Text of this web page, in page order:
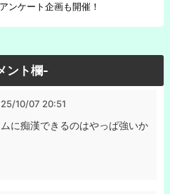
ンケート企画も開催！
ント欄-
25/10/07 20:51
に痴漢できるのはやっぱ強いか